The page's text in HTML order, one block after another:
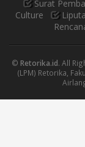
Surat
Culture
© Retorika.id. All
(LPM) Retorika,